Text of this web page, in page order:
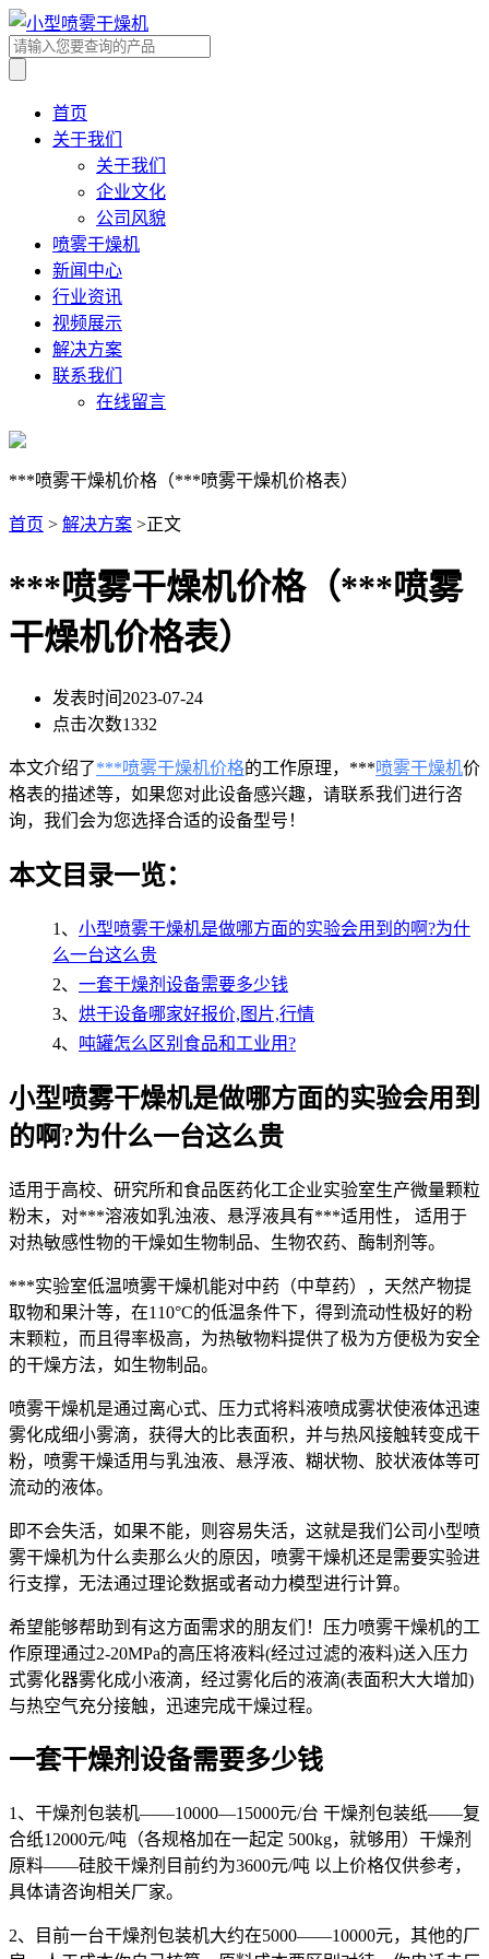
首页
关于我们
关于我们
企业文化
公司风貌
喷雾干燥机
新闻中心
行业资讯
视频展示
解决方案
联系我们
在线留言
***喷雾干燥机价格（***喷雾干燥机价格表）
首页 > 解决方案 >正文
***喷雾干燥机价格（***喷雾
干燥机价格表）
发表时间 2023-07-24
点击次数1332
本文介绍了***喷雾干燥机价格的工作原理，***喷雾干燥机价
格表的描述等，如果您对此设备感兴趣，请联系我们进行咨
询，我们会为您选择合适的设备型号！
本文目录一览：
1、 小型喷雾干燥机是做哪方面的实验会用到的啊?为什
么一台这么贵
2、 一套干燥剂设备需要多少钱
3、 烘干设备哪家好报价,图片,行情
4、
吨罐怎么区别食品和工业用?
小型喷雾干燥机是做哪方面的实验会用到
的啊?为什么一台这么贵
适用于高校、研究所和食品医药化工企业实验室生产微量颗粒
粉末，对***溶液如乳浊液、悬浮液具有***适用性， 适用于
对热敏感性物的干燥如生物制品、生物农药、酶制剂等。
***实验室低温喷雾干燥机能对中药（中草药），天然产物提
取物和果汁等，在110°C的低温条件下，得到流动性极好的粉
末颗粒，而且得率极高，为热敏物料提供了极为方便极为安全
的干燥方法，如生物制品。
喷雾干燥机是通过离心式、压力式将料液喷成雾状使液体迅速
雾化成细小雾滴，获得大的比表面积，并与热风接触转变成干
粉，喷雾干燥适用与乳浊液、悬浮液、糊状物、胶状液体等可
流动的液体。
即不会失活，如果不能，则容易失活，这就是我们公司小型喷
雾干燥机为什么卖那么火的原因，喷雾干燥机还是需要实验进
行支撑，无法通过理论数据或者动力模型进行计算。
希望能够帮助到有这方面需求的朋友们！压力喷雾干燥机的工
作原理通过2-20MPa的高压将液料(经过过滤的液料)送入压力
式雾化器雾化成小液滴，经过雾化后的液滴(表面积大大增加)
与热空气充分接触，迅速完成干燥过程。
一套干燥剂设备需要多少钱
1、干燥剂包装机——10000—15000元/台 干燥剂包装纸——复
合纸12000元/吨（各规格加在一起定 500kg，就够用）干燥剂
原料——硅胶干燥剂目前约为3600元/吨 以上价格仅供参考，
具体请咨询相关厂家。
2、目前一台干燥剂包装机大约在5000——10000元，其他的厂